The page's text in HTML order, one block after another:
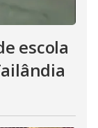
escola